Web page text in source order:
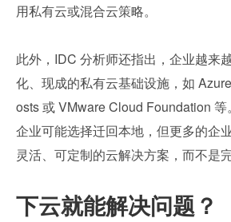
用私有云或混合云策略。
此外，IDC 分析师还指出，企业越来
化、现成的私有云基础设施，如
osts 或 VMware Cloud Foundation
企业可能选择迁回本地，但更多的企
灵活、可定制的云解决方案，而不是
下云就能解决问题？